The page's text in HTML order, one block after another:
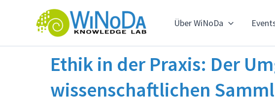
Über WiNoDa
Ethik in der Praxis: Der
wissenschaftlichen